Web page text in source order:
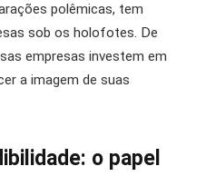
polêmicas, tem
sob os holofotes. De
empresas investem em
a imagem de suas
o papel